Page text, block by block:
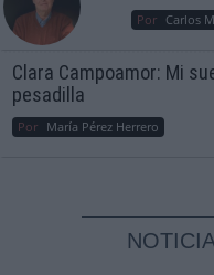
Por Carlos
Clara Campoamor: Mi
pesadilla
Por María Pérez Herrero